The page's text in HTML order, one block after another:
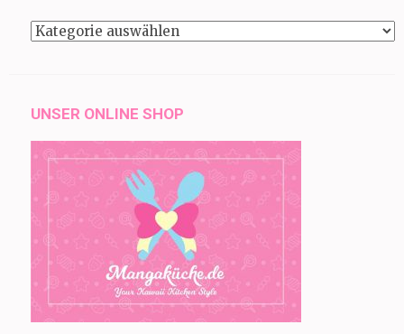
Kategorien
UNSER ONLINE SHOP